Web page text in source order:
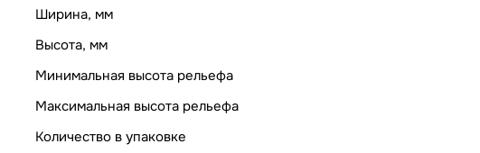
Ширина, мм
Высота, мм
Минимальная высота рельефа
Максимальная высота рельефа
Количество в упаковке